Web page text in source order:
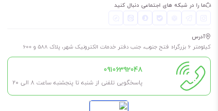
ما را در شبکه های اجتماعی دنبال کنید
آدرس
کیلومتر 6 بزرگراه فتح جنوب، جنب دفتر خدمات الکترونیک شهر، پلاک 588 و 600
09106392048
پاسخگویی تلفنی از شنبه تا پنجشنبه ساعت 8 الی ۲۰